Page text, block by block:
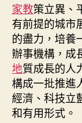
家教策立異、
有前提的城市
的盡力，培養
辦事機構，成
地質成長的人
構成一批推進
經濟、科技立
和有用形式。